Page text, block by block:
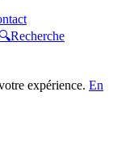
🔍Recherche
expérience. En